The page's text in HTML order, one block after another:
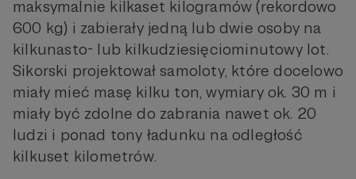
maksymalnie kilkaset kilogramów (rekordowo
600 kg) i zabierały jedną lub dwie osoby na
kilkunasto- lub kilkudziesięciominutowy lot.
Sikorski projektował samoloty, które docelowo
miały mieć masę kilku ton, wymiary ok. 30 m i
miały być zdolne do zabrania nawet ok. 20
ludzi i ponad tony ładunku na odległość
kilkuset kilometrów.